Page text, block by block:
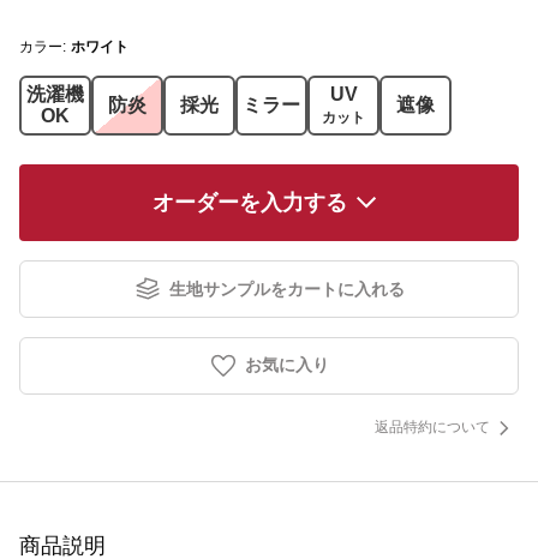
カラー: ホワイト
洗濯機
OK
防炎 採光 ミラー
UV
カット
遮像
オーダーを入力する
生地サンプルをカートに入れる
お気に入り
返品特約について
商品説明